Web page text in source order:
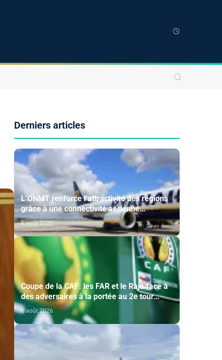
Derniers articles
L’ONMT renforce l’attractivité des régions
grâce à une connectivité aérienne
historique de Ryanair
6 août 2026
Coupe de la CAF: les FAR et le Raja face à
des adversaires à la portée au 2e tour
préliminaire
6 août 2026